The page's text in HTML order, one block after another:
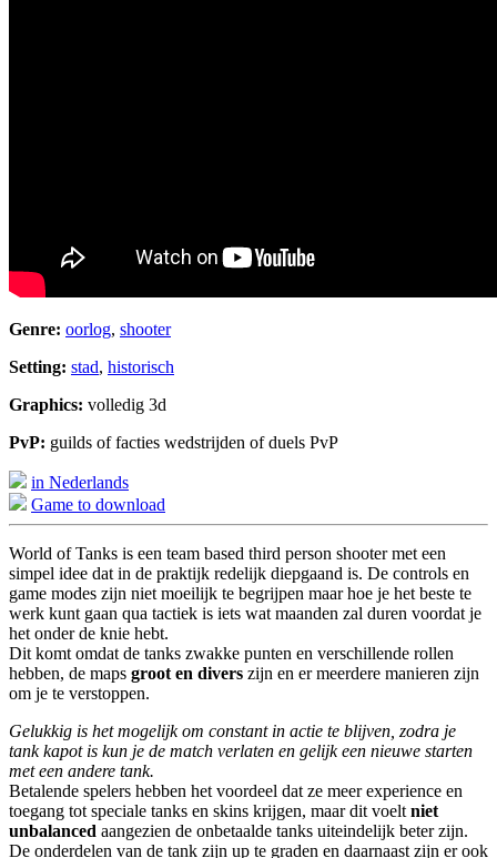
Genre: oorlog, shooter
Setting: stad, historisch
Graphics: volledig 3d
PvP: guilds of facties wedstrijden of duels PvP
in Nederlands
Game to download
World of Tanks is een team based third person shooter met een
simpel idee dat in de praktijk redelijk diepgaand is. De controls en
game modes zijn niet moeilijk te begrijpen maar hoe je het beste te
werk kunt gaan qua tactiek is iets wat maanden zal duren voordat je
het onder de knie hebt.
Dit komt omdat de tanks zwakke punten en verschillende rollen
hebben, de maps groot en divers zijn en er meerdere manieren zijn
om je te verstoppen.
Gelukkig is het mogelijk om constant in actie te blijven, zodra je
tank kapot is kun je de match verlaten en gelijk een nieuwe starten
met een andere tank.
Betalende spelers hebben het voordeel dat ze meer experience en
toegang tot speciale tanks en skins krijgen, maar dit voelt niet
unbalanced aangezien de onbetaalde tanks uiteindelijk beter zijn.
De onderdelen van de tank zijn up te graden en daarnaast zijn er ook